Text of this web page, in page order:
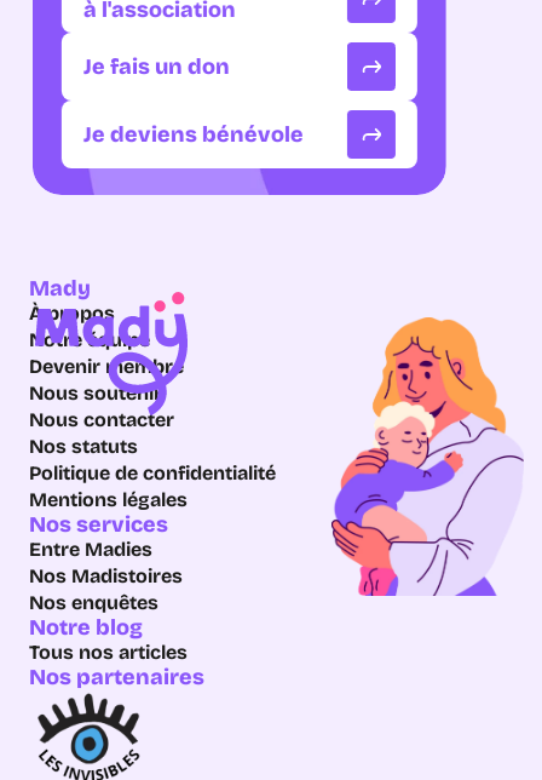
Mady
À propos
Notre équipe
Devenir membre
Nous soutenir
Nous contacter
Nos statuts
Politique de confidentialité
Mentions légales
Nos services
Entre Madies
Nos Madistoires
Nos enquêtes
Notre blog
Tous nos articles
Nos partenaires
à l'association
Je fais un don
Je deviens bénévole